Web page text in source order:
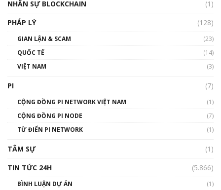
01:32:59
gió ấm
Talkshow 14: MemeCoin – Trò đùa tỷ đô
01:29:26
NHÂN SỰ BLOCKCHAIN
(1)
PHÁP LÝ
(128)
GIAN LẬN & SCAM
(23)
QUỐC TẾ
(14)
VIỆT NAM
(3)
PI (7)
CỘNG ĐỒNG PI NETWORK VIỆT NAM
(1)
CỘNG ĐỒNG PI NODE
(7)
TỪ ĐIỂN PI NETWORK
(1)
TÂM SỰ
(1)
TIN TỨC 24H
(5.866)
BÌNH LUẬN DỰ ÁN
(1)